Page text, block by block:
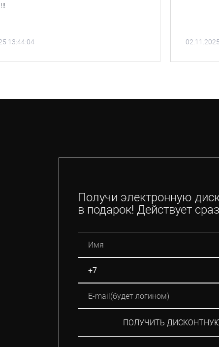
13:44:04
Получи электронную
в подарок! Действует
ПОЛУЧИТЬ